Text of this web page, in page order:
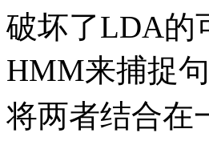
破坏了LDA的
HMM来捕捉
将两者结合在